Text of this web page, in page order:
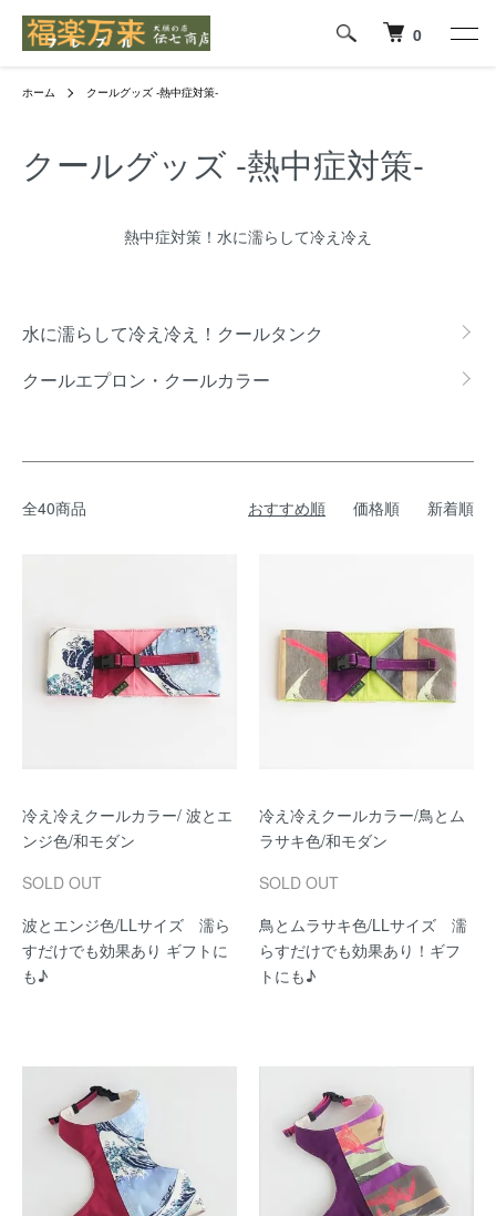
0
ホーム クールグッズ -熱中症対策-
クールグッズ -熱中症対策-
熱中症対策！水に濡らして冷え冷え
グループ一覧
水に濡らして冷え冷え！クールタンク
クールエプロン・クールカラー
全40商品 おすすめ順 価格順 新着順
冷え冷えクールカラー/ 波とエ
ンジ色/和モダン
SOLD OUT
波とエンジ色/LLサイズ 濡ら
すだけでも効果あり ギフトに
も♪
冷え冷えクールカラー/鳥とム
ラサキ色/和モダン
SOLD OUT
鳥とムラサキ色/LLサイズ 濡
らすだけでも効果あり！ギフ
トにも♪